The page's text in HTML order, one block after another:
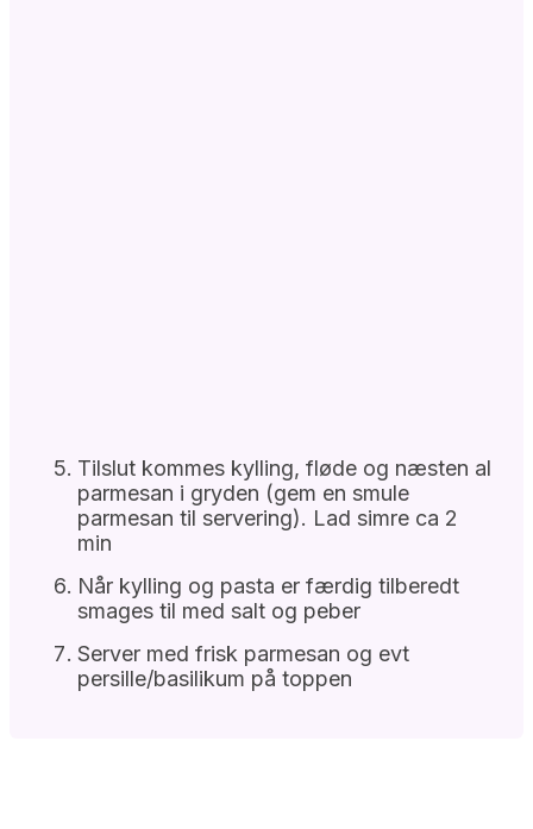
Tilslut kommes kylling, fløde og næsten al
parmesan i gryden (gem en smule
parmesan til servering). Lad simre ca 2
min
Når kylling og pasta er færdig tilberedt
smages til med salt og peber
Server med frisk parmesan og evt
persille/basilikum på toppen